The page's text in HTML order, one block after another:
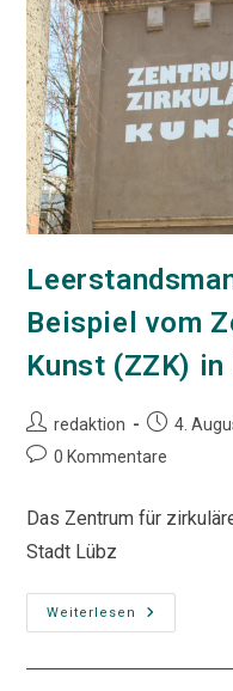
Beispiel vom
Kunst (ZZK) in
Beitrags-
Autor:
redaktion
Beitrag
4.
Beitrags-
0 Kommentare
Das Zentrum für
Stadt Lübz
Weiterlesen
Am